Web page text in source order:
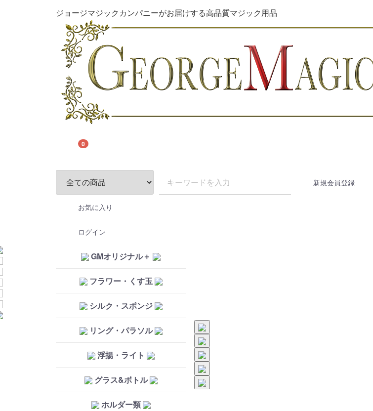
ジョージマジックカンパニーがお届けする高品質マジック用品
0
新規会員登録
お気に入り
ログイン
GMオリジナル＋
フラワー・くす玉
シルク・スポンジ
リング・パラソル
浮揚・ライト
グラス&ボトル
ホルダー類